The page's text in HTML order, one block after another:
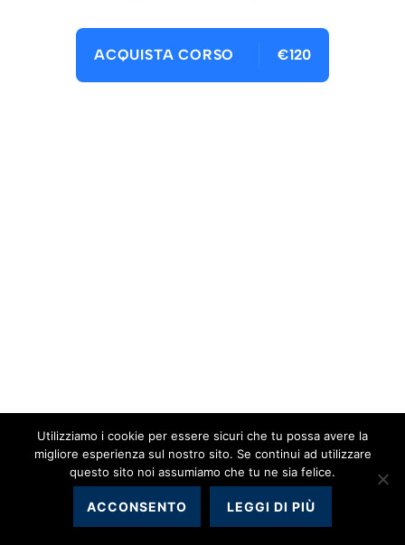
ACQUISTA CORSO €120
Utilizziamo i cookie per essere sicuri che tu possa avere la
migliore esperienza sul nostro sito. Se continui ad utilizzare
questo sito noi assumiamo che tu ne sia felice.
ACCONSENTO LEGGI DI PIÙ